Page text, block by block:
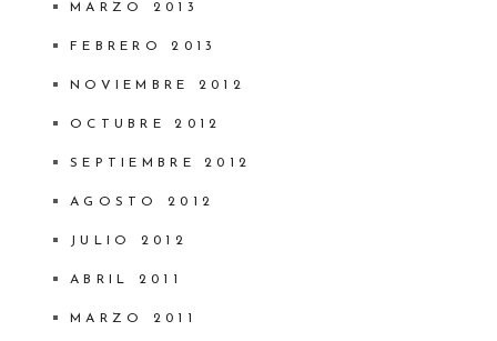
MARZO 2013
FEBRERO 2013
NOVIEMBRE 2012
OCTUBRE 2012
SEPTIEMBRE 2012
AGOSTO 2012
JULIO 2012
ABRIL 2011
MARZO 2011